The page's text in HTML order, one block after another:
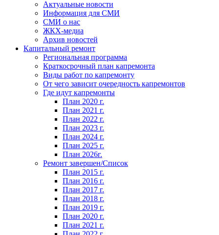
Актуальные новости
Информация для СМИ
СМИ о нас
ЖКХ-медиа
Архив новостей
Капитальный ремонт
Региональная программа
Краткосрочный план капремонта
Виды работ по капремонту
От чего зависит очередность капремонтов
Где идут капремонты
План 2020 г.
План 2021 г.
План 2022 г.
План 2023 г.
План 2024 г.
План 2025 г.
План 2026г.
Ремонт завершен/Список
План 2015 г.
План 2016 г.
План 2017 г.
План 2018 г.
План 2019 г.
План 2020 г.
План 2021 г.